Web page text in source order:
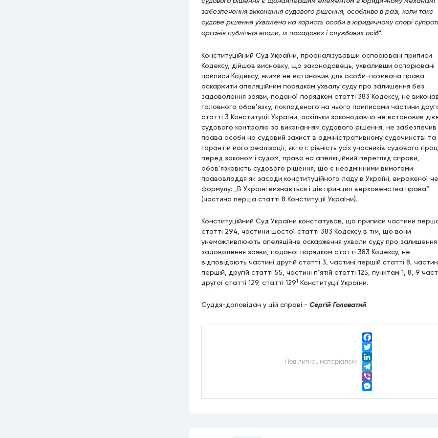
забезпечення виконання судового рішення, особливо в разі, коли таке
судове рішення ухвалено на користь особи в юридичному спорі
органів публічної влади, їх посадових і службових осіб“.
Конституційний Суд України, проаналізувавши оспорювані приписи
Кодексу, дійшов висновку, що законодавець, ухваливши оспорювані
приписи Кодексу, якими не встановив для особи-позивача права
оскаржити апеляційним порядком ухвалу суду про залишення без
задоволення заяви, поданої порядком статті 383 Кодексу, не
головного обов’язку, покладеного на нього приписами частини
статті 3 Конституції України, оскільки законодавчо не встановив
судового контролю за виконанням судового рішення, не забезпечив
права особи на судовий захист в адміністративному судочинстві та
гарантій його реалізації, як-от: рівність усіх учасників судового
перед законом і судом, право на апеляційний перегляд справи,
обов’язковість судового рішення, що є неодмінними вимогами
правовладдя як засади конституційного ладу в Україні, вираженої
формулу: „В Україні визнається і діє принцип верховенства права“
(частина перша статті 8 Конституції України).
Конституційний Суд України констатував, що приписи частини
статті 294, частини шостої статті 383 Кодексу в тім, що вони
унеможливлюють апеляційне оскарження ухвали суду про
задоволення заяви, поданої порядком статті 383 Кодексу, не
відповідають частині другій статті 3, частині першій статті 8,
першій, другій статті 55, частині п’ятій статті 125, пунктам 1, 8, 9
другої статті 129, статті 1291 Конституції України.
Суддя-доповідач у цій справі - Сергій Головатий.
Подiлитись матерiалом:
Facebook
Twitter
LinkedIn
Telegram
Viber